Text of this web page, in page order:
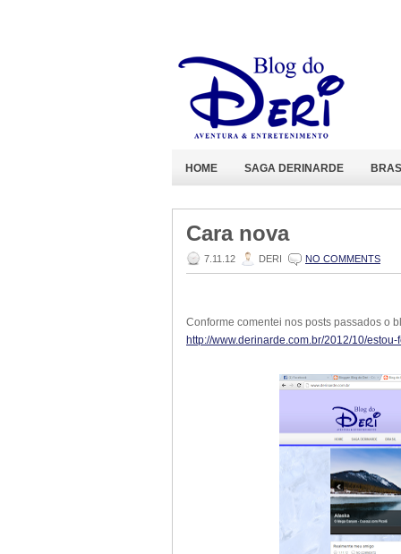
HOME SAGA DERINARDE
Cara nova
7.11.12 DERI NO COMMENTS
Conforme comentei nos posts passados o
http://www.derinarde.com.br/2012/10/